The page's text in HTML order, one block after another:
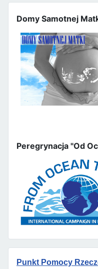
Domy Samotnej
Peregrynacja "Od
Punkt Pomocy